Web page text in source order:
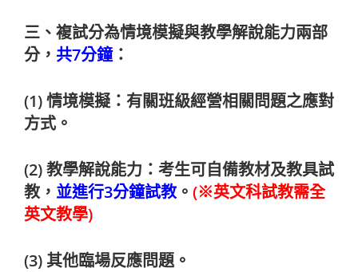
三、複試分為情境模擬與教學解說能力兩部
分， 共7分鐘：
(1) 情境模擬：有關班級經營相關問題之應對
方式。
(2)教學解說能力：考生可自備教材及教具試
教， 並進行3分鐘試教。 (※英文科試教需全
英文教學)
(3)其他臨場反應問題。